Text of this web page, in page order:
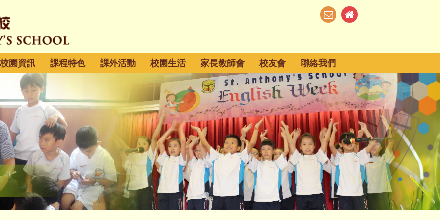
校園資訊 課程特色 課外活動 校園生活 家長教師會 校友會 聯絡我們